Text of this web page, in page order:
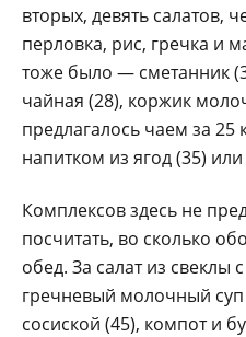
вторых, девять салатов,
перловка, рис, гречка и
тоже было — сметанник
чайная (28), коржик
предлагалось чаем за 25
напитком из ягод (35)
Комплексов здесь не
посчитать, во сколько
обед. За салат из свеклы
гречневый молочный
сосиской (45), компот и